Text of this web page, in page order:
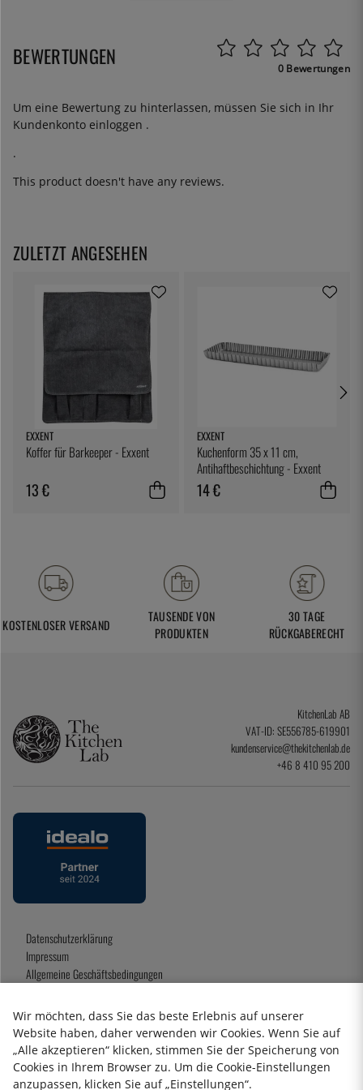
BEWERTUNGEN 0 Bewertungen
Um eine Bewertung zu hinterlassen, müssen Sie sich in Ihr
Kundenkonto einloggen .
.
This product doesn't have any reviews.
ZULETZT ANGESEHEN
EXXENT
Koffer für Barkeeper - Exxent
13 €
EXXENT
Kuchenform 35 x 11 cm,
Antihaftbeschichtung - Exxent
14 €
KOSTENLOSER VERSAND
TAUSENDE VON
PRODUKTEN
30 TAGE
RÜCKGABERECHT
KitchenLab AB
VAT-ID: SE556785-619901
kundenservice@thekitchenlab.de
+46 8 410 95 200
Datenschutzerklärung
Impressum
Allgemeine Geschäftsbedingungen
2026 KitchenLab AB
Wir möchten, dass Sie das beste Erlebnis auf unserer
Website haben, daher verwenden wir Cookies. Wenn Sie auf
„Alle akzeptieren“ klicken, stimmen Sie der Speicherung von
Cookies in Ihrem Browser zu. Um die Cookie-Einstellungen
anzupassen, klicken Sie auf „Einstellungen“.